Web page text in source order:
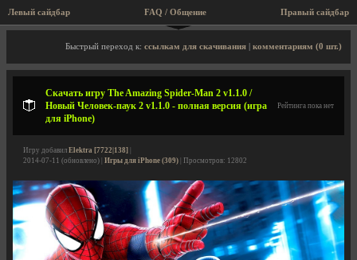
Левый сайдбар Правый сайдбар
FAQ / Общение
Описание игры, скриншоты, видео
Быстрый переход к: ссылкам для скачивания комментариям (0 шт.)
Скачать игру The Amazing Spider-Man 2 v1.1.0 /
Новый Человек-паук 2 v1.1.0 - полная версия (игра
для iPhone)
Рейтинга пока нет
Игру добавил Elektra [7722|138]
2014-07-11 (обновлено) | Игры для iPhone (309) | Просмотров: 12802